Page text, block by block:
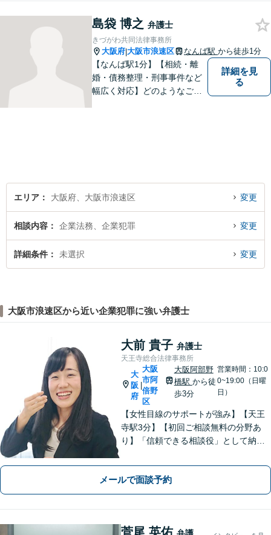
事故の被害に遭われた場合／
借金でお困りの方／相続トラ
ブルなどご相談ください【休
日相談可】
島袋 博之 弁護士
きづがわ共同法律事務所
大阪府|大阪市浪速区 なんば駅 から徒歩1分
【なんば駅1分】【相続・離
婚・債務整理・刑事事件など
幅広く対応】どのようなご相
詳細を見
る
エリア 大阪府、大阪市浪速区 変更
相談内容 企業法務、企業犯罪 変更
詳細条件 未選択 変更
大阪市浪速区から近い企業犯罪に強い弁護士
大前 貴子 弁護士
天王寺総合法律事務所
大
阪
府
大阪
市阿
倍野
区
大阪阿部野
橋駅 から徒
歩3分
営業時間：10:0
0~19:00（日曜
日）
【女性目線のサポートが強み】【天王
寺駅3分】【初回ご相談無料の分野あ
り】「信頼できる相談役」として納得
問題】安心して相談できる環境・関係
づくりを心がけます【借金・債務整
理】経済状況に応じて適切な解決策を
ご提案します
メールで面談予約
菅尾 英佑 弁護